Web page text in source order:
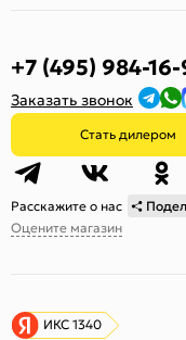
+7 (495) 984-
Заказать звонок
Стать дилером
Расскажите о нас
Оцените магазин
ИКС 1340